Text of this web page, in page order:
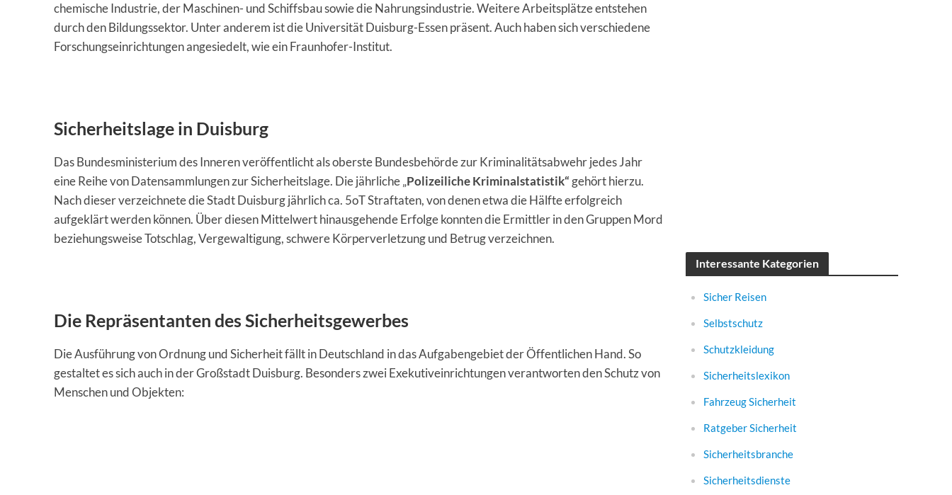
chemische Industrie, der Maschinen- und Schiffsbau sowie die Nahrungsindustrie. Weitere Arbeitsplätze entstehen
durch den Bildungssektor. Unter anderem ist die Universität Duisburg-Essen präsent. Auch haben sich verschiedene
Forschungseinrichtungen angesiedelt, wie ein Fraunhofer-Institut.
Sicherheitslage in Duisburg
Das Bundesministerium des Inneren veröffentlicht als oberste Bundesbehörde zur Kriminalitätsabwehr jedes Jahr
eine Reihe von Datensammlungen zur Sicherheitslage. Die jährliche „Polizeiliche Kriminalstatistik“ gehört hierzu.
Nach dieser verzeichnete die Stadt Duisburg jährlich ca. 5oT Straftaten, von denen etwa die Hälfte erfolgreich
aufgeklärt werden können. Über diesen Mittelwert hinausgehende Erfolge konnten die Ermittler in den Gruppen Mord
beziehungsweise Totschlag, Vergewaltigung, schwere Körperverletzung und Betrug verzeichnen.
Die Repräsentanten des Sicherheitsgewerbes
Die Ausführung von Ordnung und Sicherheit fällt in Deutschland in das Aufgabengebiet der Öffentlichen Hand. So
gestaltet es sich auch in der Großstadt Duisburg. Besonders zwei Exekutiveinrichtungen verantworten den Schutz von
Menschen und Objekten:
Interessante Kategorien
Sicher Reisen
Selbstschutz
Schutzkleidung
Sicherheitslexikon
Fahrzeug Sicherheit
Ratgeber Sicherheit
Sicherheitsbranche
Sicherheitsdienste